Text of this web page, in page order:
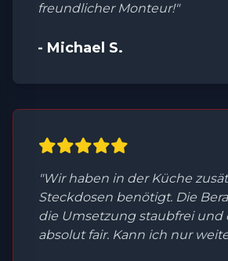
freundlicher Monteur!"
- Michael S.
"Wir haben in der Küche
Steckdosen benötigt. Die
die Umsetzung staubfrei und
absolut fair. Kann ich nur